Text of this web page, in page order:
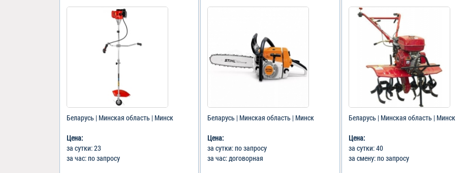
Беларусь | Минская область | Минск
Цена:
за сутки: 23
за час: по запросу
Беларусь | Минская область | Минск
Цена:
за сутки: по запросу
за час: договорная
Беларусь | Минская область | Минск
Цена:
за сутки: 40
за смену: по запросу